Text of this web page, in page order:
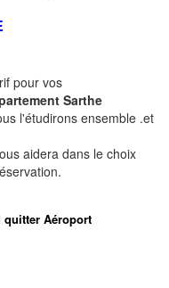
pour vos
Sarthe
l'étudirons ensemble .et
aidera dans le choix
Aéroport